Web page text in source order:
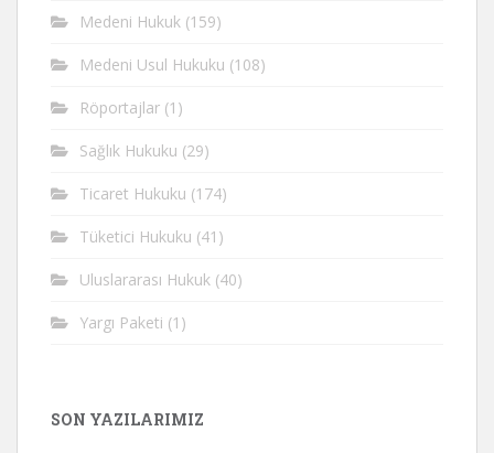
Medeni Hukuk (159)
Medeni Usul Hukuku (108)
Röportajlar (1)
Sağlık Hukuku (29)
Ticaret Hukuku (174)
Tüketici Hukuku (41)
Uluslararası Hukuk (40)
Yargı Paketi (1)
SON YAZILARIMIZ